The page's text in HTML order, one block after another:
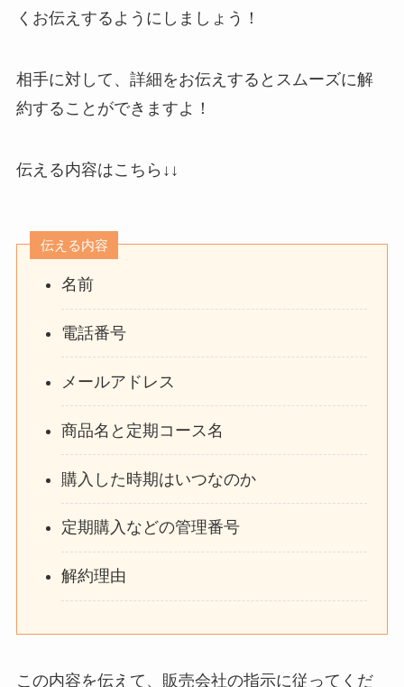
くお伝えするようにしましょう！
相手に対して、詳細をお伝えするとスムーズに解
約することができますよ！
伝える内容はこちら↓↓
伝える内容
名前
電話番号
メールアドレス
商品名と定期コース名
購入した時期はいつなのか
定期購入などの管理番号
解約理由
この内容を伝えて、販売会社の指示に従ってくだ